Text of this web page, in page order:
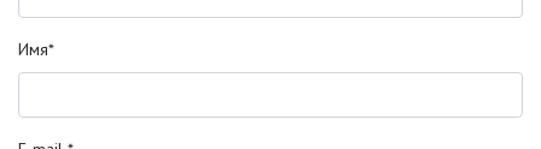
Имя*